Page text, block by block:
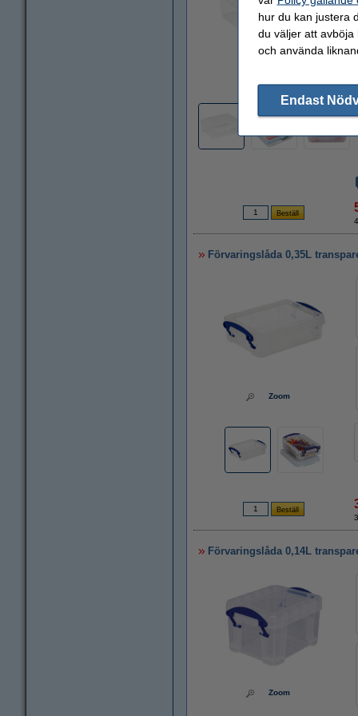
Förvaringslåda 0,35L
Zoom
Förvaringslåda 0,14L
Zoom
hur du kan justera
du väljer att avböja
och använda
Endast